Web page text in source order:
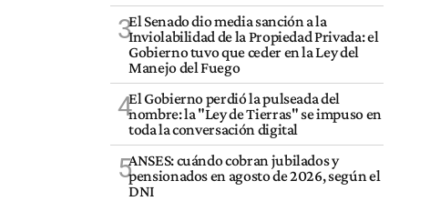
3El Senado dio media sanción a la
Inviolabilidad de la Propiedad Privada: el
Gobierno tuvo que ceder en la Ley del
Manejo del Fuego
4El Gobierno perdió la pulseada del
nombre: la "Ley de Tierras" se impuso en
toda la conversación digital
5ANSES: cuándo cobran jubilados y
pensionados en agosto de 2026, según el
DNI